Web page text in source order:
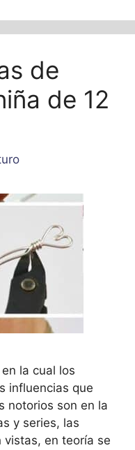
de
de 12
la cual los
influencias que
notorios son en la
y series, las
en teoría se